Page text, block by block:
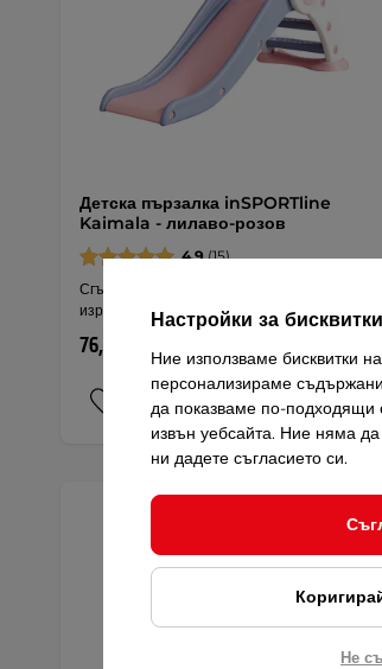
Детска пързалка inSPORTline
Kaimala - лилаво-розов
4.9(15)
Сгъваема мини пързалка за деца,
изработена от …
76,20 € / 149,03 лв.
Настройки за бисквитки
Ние използваме бисквитки
персонализираме
да показваме по-подходящи
извън уебсайта. Ние няма
ни дадете съгласието си.
Не